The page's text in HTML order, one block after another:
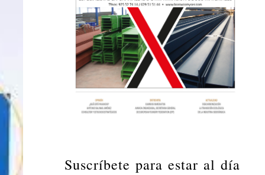
Suscríbete para estar al día